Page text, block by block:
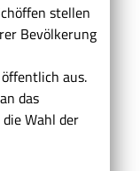
stellen
Bevölkerung
aus.
das
Wahl der